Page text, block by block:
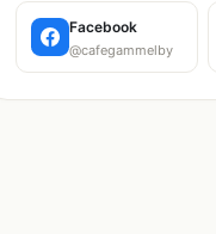
Facebook
@cafegammelby